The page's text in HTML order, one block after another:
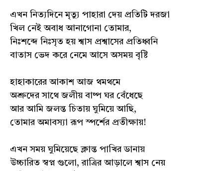
এখন নিত্যদিনে মৃত্যু পাহারা দেয় প্রতিটি দরজা
খিল নেই অবাধ আনাগোনা তোমার,
নিঃশব্দে নিঃসৃত হয় শ্বাস প্রশ্বাসের প্রতিধ্বনি
বাতাস ভেদ করে নেমে আসে অসময় বৃষ্টি
হাহাকারের আকাশ আজ থমথমে
অশ্রুদের সাথে জলীয় বাষ্প ঘর বেঁধেছে
আর আমি জলন্ত চিতায় ঘুমিয়ে আছি,
তোমার অমাবস্যা রূপ স্পর্শের প্রতীক্ষায়!
এখন সময় ঘুমিয়েছে ক্লান্ত পাখির ডানায়
উচ্চারিত স্বপ্ন গুলো, রাত্রির আড়ালে শ্বাস নেয়